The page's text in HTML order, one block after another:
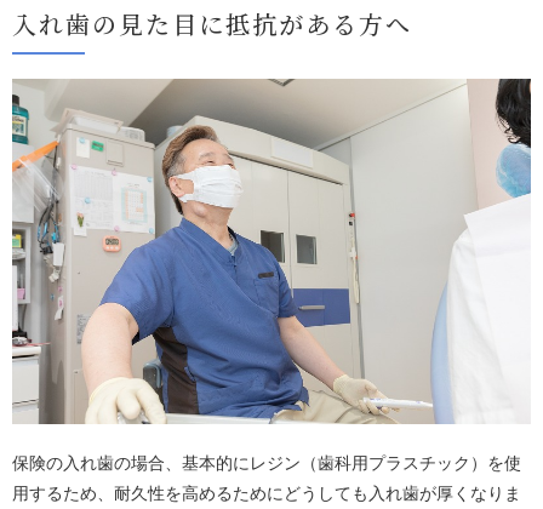
入れ歯の見た目に抵抗がある方へ
保険の入れ歯の場合、基本的にレジン（歯科用プラスチック）を使
用するため、耐久性を高めるためにどうしても入れ歯が厚くなりま